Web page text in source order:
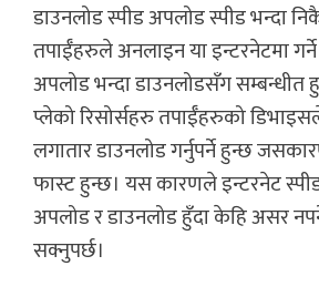
डाउनलोड स्पीड अपलोड स्पीड भन्दा
तपाईँहरुले अनलाइन या इन्टरनेटमा
अपलोड भन्दा डाउनलोडसँग
प्लेको रिसोर्सहरु तपाईँहरुको
लगातार डाउनलोड गर्नुपर्ने हुन्छ
फास्ट हुन्छ। यस कारणले इन्टरनेट स्पीड
अपलोड र डाउनलोड हुँदा केहि असर
सक्नुपर्छ।